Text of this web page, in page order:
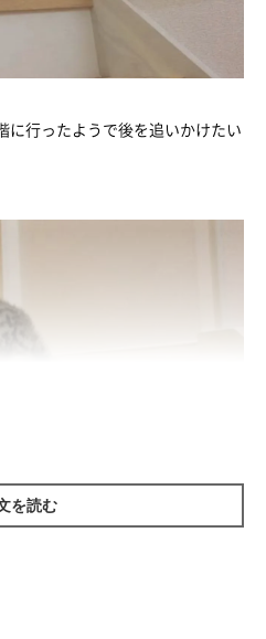
に行ったようで後を追いかけたい
にゃ…」
を読む